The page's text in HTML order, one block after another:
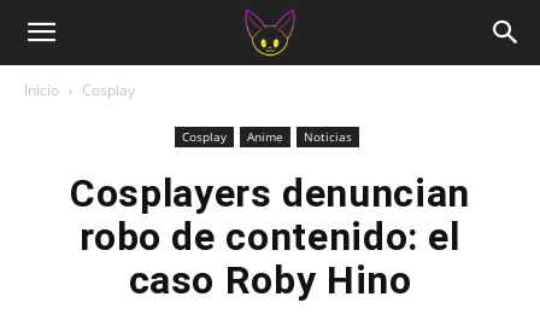
Inicio Cosplay
Cosplay Anime Noticias
Cosplayers denuncian
robo de contenido: el
caso Roby Hino